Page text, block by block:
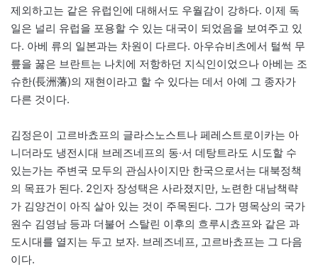
제외하고는 같은 유럽인에 대해서도 우월감이 강하다. 이제 독
일은 널리 유럽을 포용할 수 있는 대국이 되었음을 보여주고 있
다. 아베 류의 일본과는 차원이 다르다. 아우슈비츠에서 털썩 무
릎을 꿇은 브란트는 나치에 저항하던 지식인이었으나 아베는 조
슈한(長洲藩)의 재현이라고 할 수 있다는 데서 아예 그 종자가
다른 것이다.
김정은이 고르바쵸프의 글라스노스트나 페레스트로이카는 아
니더라도 냉전시대 브레즈네프의 동·서 데탕트라도 시도할 수
있는가는 주변국 모두의 관심사이지만 한국으로서는 대북정책
의 목표가 된다. 2인자 장성택은 사라졌지만, 노련한 대남책략
가 김양건이 아직 살아 있는 것이 주목된다. 그가 명목상의 국가
원수 김영남 등과 더불어 스탈린 이후의 흐루시쵸프와 같은 과
도시대를 열지는 두고 보자. 브레즈네프, 고르바쵸프는 그 다음
이다.